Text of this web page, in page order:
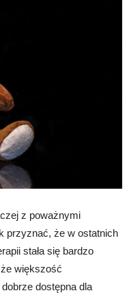
z poważnymi
przyznać, że w ostatnich
stała się bardzo
większość
dostępna dla